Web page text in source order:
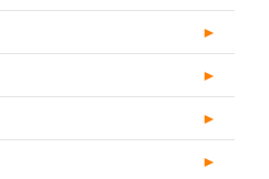
►
►
►
►